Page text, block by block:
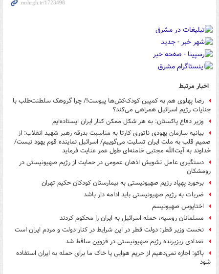
اخبار مرتبط
رضا پهلوی هم به کمپین کودک‌کش‌ها پیوست!/ چرا گروهک سلطنت‌طلب با
جنایات رژیم اسرائیل همراهی می‌کند؟
وزیر دفاع پاکستان: به هر شکل ممکن کنار ایران ایستاده‌ایم
بیانیه سازمان یهودی ناتوری کارتا به مناسبت بدرقه رهبر شهید انقلاب: از
صمیم قلب به ملت ایران تسلیت می‌گوییم/ اسرائیل نماینده قوم یهود نیست/
خداوند به آیت‌الله مجتبی خامنه‌ای طول عمر عنایت فرماید
دستگیری عامل تشویش اذهان عمومی در حمایت از رژیم صهیونیستی در
رومشکان
برخورد پهپاد رژیم صهیونیستی به بیمارستان کودکان حکیم تهران
ضربات به رژیم صهیونیستی باید ادامه دار باشد
اختاپوس صهیونیسم
مسلمانان روسیه،‌ حمله اسرائیل به ایران را محکوم کردند
نخست وزیر قطر: دولت قطر در این شرایط در کنار دولت و مردم ایران است
تعدادی ریزپرنده رژیم صهیونیستی در قزوین ساقط شد
باکو: اجازه نمی‌دهیم از حریم هوایی یا خاک ما برای حمله به ایران استفاده
شود